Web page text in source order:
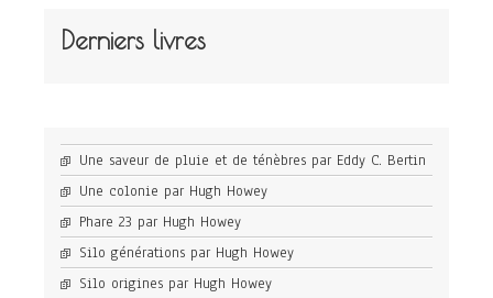
Derniers livres
Une saveur de pluie et de ténèbres par Eddy C. Bertin
Une colonie par Hugh Howey
Phare 23 par Hugh Howey
Silo générations par Hugh Howey
Silo origines par Hugh Howey